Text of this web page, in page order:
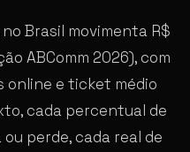
Brasil movimenta R$
ABComm 2026), com
online e ticket médio
cada percentual de
perde, cada real de